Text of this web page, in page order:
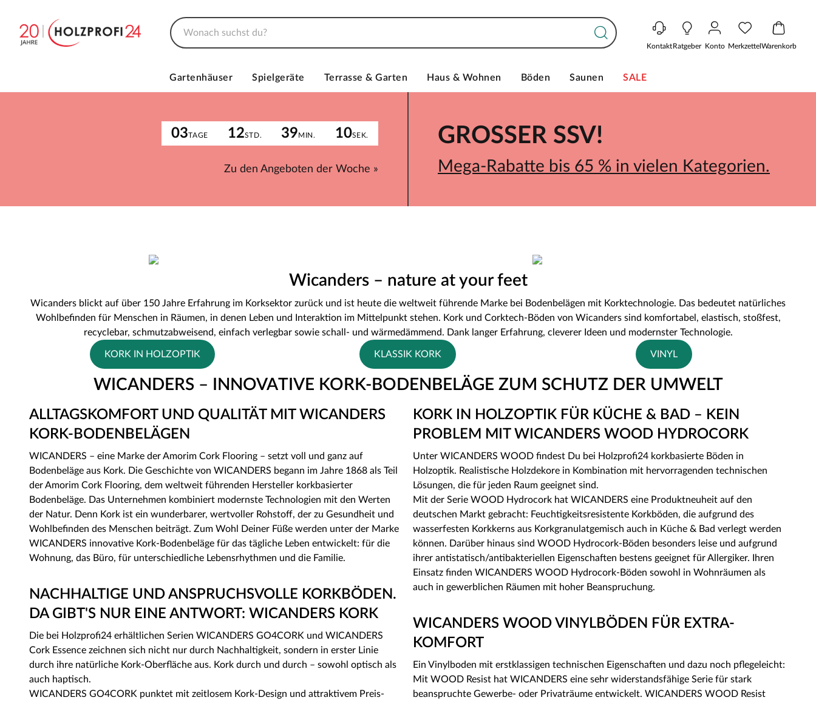
KontaktRatgeber Konto MerkzettelWarenkorb
Gartenhäuser Spielgeräte Terrasse & Garten Haus & Wohnen Böden Saunen SALE
03TAGE 12STD. 39MIN. 10SEK.
Zu den Angeboten der Woche »
GROSSER SSV!
Mega-Rabatte bis 65 % in vielen Kategorien.
Wicanders – nature at your feet
Wicanders blickt auf über 150 Jahre Erfahrung im Korksektor zurück und ist heute die weltweit führende Marke bei Bodenbelägen mit Korktechnologie. Das bedeutet natürliches
Wohlbefinden für Menschen in Räumen, in denen Leben und Interaktion im Mittelpunkt stehen. Kork und Corktech-Böden von Wicanders sind komfortabel, elastisch, stoßfest,
recyclebar, schmutzabweisend, einfach verlegbar sowie schall- und wärmedämmend. Dank langer Erfahrung, cleverer Ideen und modernster Technologie.
KORK IN HOLZOPTIK KLASSIK KORK VINYL
WICANDERS – INNOVATIVE KORK-BODENBELÄGE ZUM SCHUTZ DER UMWELT
ALLTAGSKOMFORT UND QUALITÄT MIT WICANDERS
KORK-BODENBELÄGEN
WICANDERS – eine Marke der Amorim Cork Flooring – setzt voll und ganz auf
Bodenbeläge aus Kork. Die Geschichte von WICANDERS begann im Jahre 1868 als Teil
der Amorim Cork Flooring, dem weltweit führenden Hersteller korkbasierter
Bodenbeläge. Das Unternehmen kombiniert modernste Technologien mit den Werten
der Natur. Denn Kork ist ein wunderbarer, wertvoller Rohstoff, der zu Gesundheit und
Wohlbefinden des Menschen beiträgt. Zum Wohl Deiner Füße werden unter der Marke
WICANDERS innovative Kork-Bodenbeläge für das tägliche Leben entwickelt: für die
Wohnung, das Büro, für unterschiedliche Lebensrhythmen und die Familie.
NACHHALTIGE UND ANSPRUCHSVOLLE KORKBÖDEN.
DA GIBT'S NUR EINE ANTWORT: WICANDERS KORK
Die bei Holzprofi24 erhältlichen Serien WICANDERS GO4CORK und WICANDERS
Cork Essence zeichnen sich nicht nur durch Nachhaltigkeit, sondern in erster Linie
durch ihre natürliche Kork-Oberfläche aus. Kork durch und durch – sowohl optisch als
auch haptisch.
WICANDERS GO4CORK punktet mit zeitlosem Kork-Design und attraktivem Preis-
KORK IN HOLZOPTIK FÜR KÜCHE & BAD – KEIN
PROBLEM MIT WICANDERS WOOD HYDROCORK
Unter WICANDERS WOOD findest Du bei Holzprofi24 korkbasierte Böden in
Holzoptik. Realistische Holzdekore in Kombination mit hervorragenden technischen
Lösungen, die für jeden Raum geeignet sind.
Mit der Serie WOOD Hydrocork hat WICANDERS eine Produktneuheit auf den
deutschen Markt gebracht: Feuchtigkeitsresistente Korkböden, die aufgrund des
wasserfesten Korkkerns aus Korkgranulatgemisch auch in Küche & Bad verlegt werden
können. Darüber hinaus sind WOOD Hydrocork-Böden besonders leise und aufgrund
ihrer antistatisch/antibakteriellen Eigenschaften bestens geeignet für Allergiker. Ihren
Einsatz finden WICANDERS WOOD Hydrocork-Böden sowohl in Wohnräumen als
auch in gewerblichen Räumen mit hoher Beanspruchung.
WICANDERS WOOD VINYLBÖDEN FÜR EXTRA-
KOMFORT
Ein Vinylboden mit erstklassigen technischen Eigenschaften und dazu noch pflegeleicht:
Mit WOOD Resist hat WICANDERS eine sehr widerstandsfähige Serie für stark
beanspruchte Gewerbe- oder Privaträume entwickelt. WICANDERS WOOD Resist